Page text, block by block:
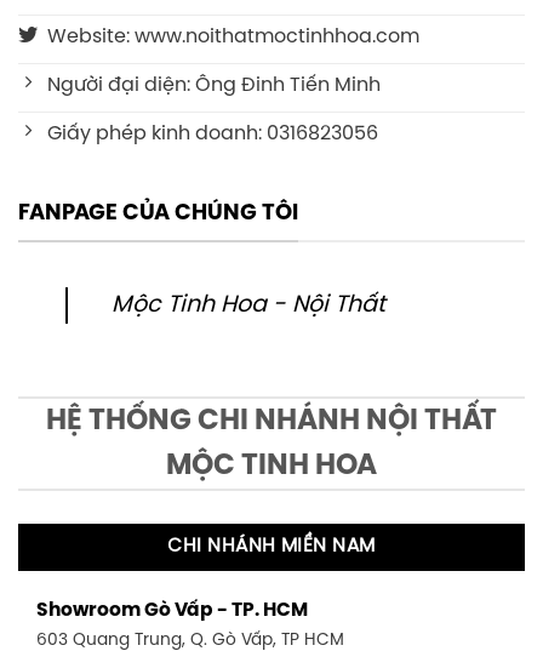
Website: www.noithatmoctinhhoa.com
Người đại diện: Ông Đinh Tiến Minh
Giấy phép kinh doanh: 0316823056
FANPAGE CỦA CHÚNG TÔI
Mộc Tinh Hoa - Nội Thất
HỆ THỐNG CHI NHÁNH NỘI THẤT
MỘC TINH HOA
CHI NHÁNH MIỀN NAM
Showroom Gò Vấp - TP. HCM
603 Quang Trung, Q. Gò Vấp, TP HCM